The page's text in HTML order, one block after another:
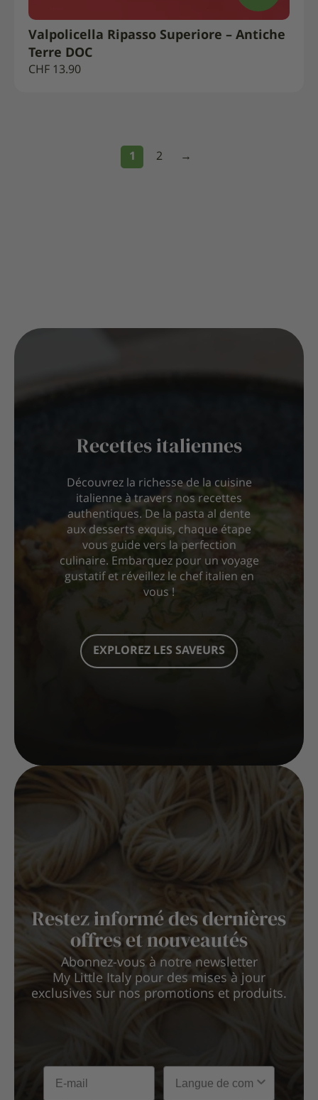
Valpolicella Ripasso Superiore – Antiche
Terre DOC
CHF 13.90
1 2 →
Recettes italiennes
Découvrez la richesse de la cuisine
italienne à travers nos recettes
authentiques. De la pasta al dente
aux desserts exquis, chaque étape
vous guide vers la perfection
culinaire. Embarquez pour un voyage
gustatif et réveillez le chef italien en
vous !
EXPLOREZ LES SAVEURS
Restez informé des dernières
offres et nouveautés
Abonnez-vous à notre newsletter
My Little Italy pour des mises à jour
exclusives sur nos promotions et produits.